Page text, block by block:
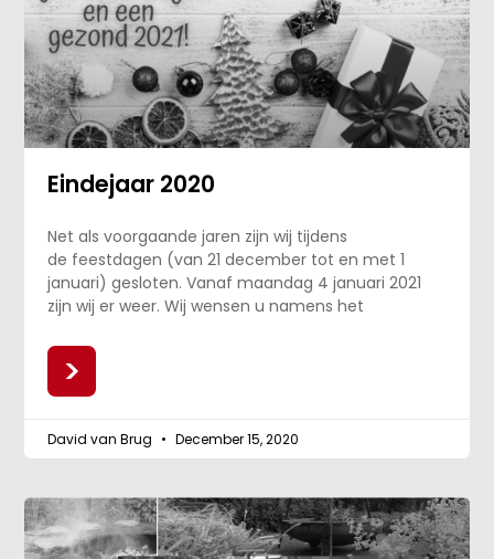
Eindejaar 2020
Net als voorgaande jaren zijn wij tijdens
de feestdagen (van 21 december tot en met 1
januari) gesloten. Vanaf maandag 4 januari 2021
zijn wij er weer. Wij wensen u namens het
>
David van Brug December 15, 2020